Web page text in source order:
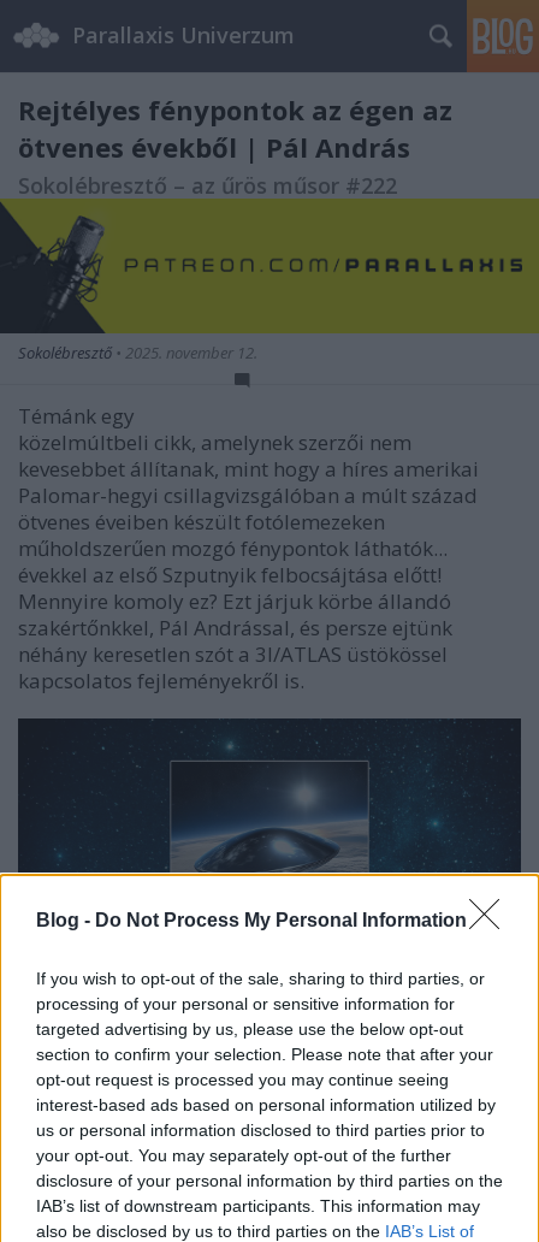
Blog - Do Not Process My Personal Information
If you wish to opt-out of the sale, sharing to third parties, or
processing of your personal or sensitive information for
targeted advertising by us, please use the below opt-out
section to confirm your selection. Please note that after your
opt-out request is processed you may continue seeing
interest-based ads based on personal information utilized by
us or personal information disclosed to third parties prior to
your opt-out. You may separately opt-out of the further
disclosure of your personal information by third parties on the
IAB’s list of downstream participants. This information may
also be disclosed by us to third parties on the IAB’s List of
Parallaxis Univerzum
Rejtélyes fénypontok az égen az
ötvenes évekből | Pál András
Sokolébresztő – az űrös műsor #222
Sokolébresztő • 2025. november 12.
Témánk egy
közelmúltbeli cikk, amelynek szerzői nem
kevesebbet állítanak, mint hogy a híres amerikai
Palomar-hegyi csillagvizsgálóban a múlt század
ötvenes éveiben készült fotólemezeken
műholdszerűen mozgó fénypontok láthatók...
évekkel az első Szputnyik felbocsájtása előtt!
Mennyire komoly ez? Ezt járjuk körbe állandó
szakértőnkkel, Pál Andrással, és persze ejtünk
néhány keresetlen szót a 3I/ATLAS üstökössel
kapcsolatos fejleményekről is.